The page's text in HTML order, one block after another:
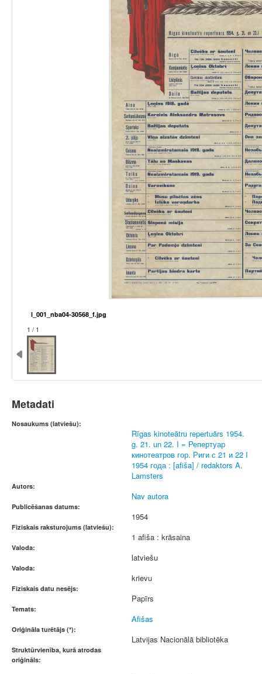
l_001_nba04-30568_f.jpg
1 / 1
Metadati
Nosaukums (latviešu):
Rīgas kinoteātru repertuārs 1954.
g. 21. un 22. I = Репертуар
кинотеатров гор. Риги с 21 и 22 I
1954 года : [afiša] / redaktors A.
Lamsters
Autors:
Nav autora
Publicēšanas datums:
1954
Fiziskais raksturojums (latviešu):
1 afiša : krāsaina
Valoda:
latviešu
Valoda:
krievu
Fiziskais datu nesējs:
Papīrs
Temats:
Afišas
Oriģināla turētājs (*):
Latvijas Nacionālā bibliotēka
Struktūrvienība, kurā atrodas
oriģināls: